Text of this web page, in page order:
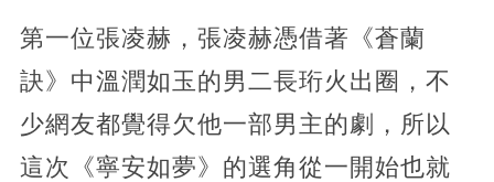
第一位張凌赫，張凌赫憑借著《蒼蘭
訣》中溫潤如玉的男二長珩火出圈，不
少網友都覺得欠他一部男主的劇，所以
這次《寧安如夢》的選角從一開始也就